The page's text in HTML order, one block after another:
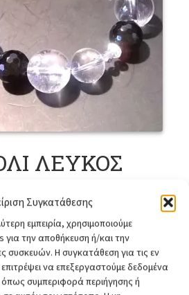
Συγκατάθεσης
εμπειρία, χρησιμοποιούμε
την αποθήκευση ή/και την
συσκευών. Η συγκατάθεση για τις εν
να επεξεργαστούμε δεδομένα
συμπεριφορά περιήγησης ή
ΛΕΥΚΟΣ
ΜΑΥΡΟΣ
ΑΣΗΜΙ (V121)
€
Original
price
was:
35,90€
Η
τρέχουσα
τιμή
Επιλογή
Αυτό
το